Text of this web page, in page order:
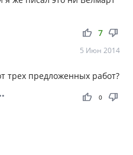
thumb_up thumb_down
7
5 Июн 2014
трех предложенных работ?
thumb_up thumb_down
0